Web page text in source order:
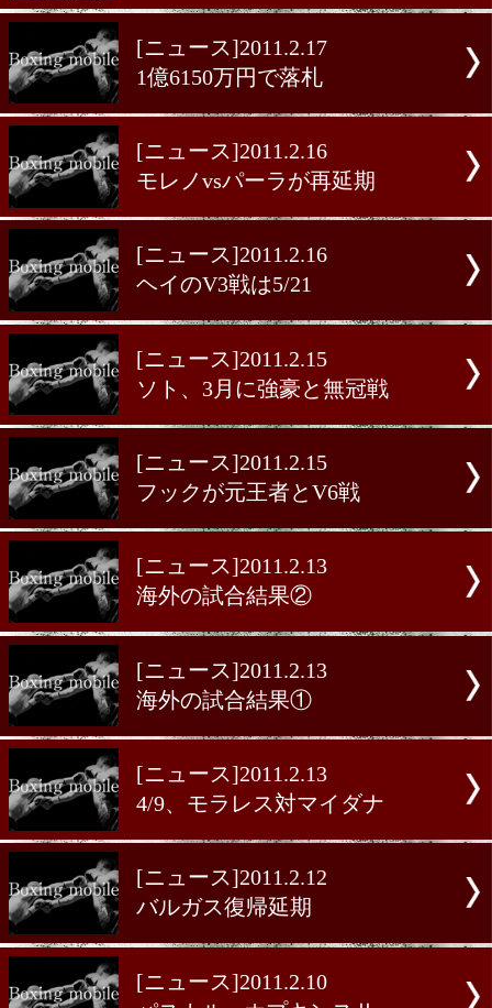
勝者のコメント
衝撃はヘビー級
モンティエルvsドネア
[ニュース]2011.2.17
1億6150万円で落札
[ニュース]2011.2.16
[ニュース]2011.2.16
ヘイのV3戦は5/21
[ニュース]2011.2.15
ソト、3月に強豪と無冠戦
フックが元王者とV6戦
[ニュース]2011.2.13